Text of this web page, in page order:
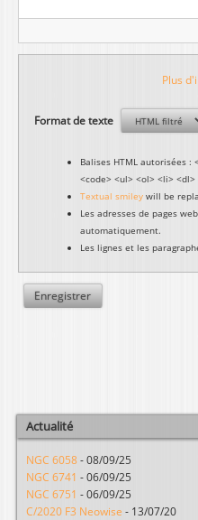
Plus
Format de texte
Balises HTML autorisées :
<code> <ul> <ol> <li> <dl>
Textual smiley will be
Les adresses de pages
automatiquement.
Les lignes et les
Actualité
NGC 6058 - 08/09/25
NGC 6741 - 06/09/25
NGC 6751 - 06/09/25
C/2020 F3 Neowise - 13/07/20